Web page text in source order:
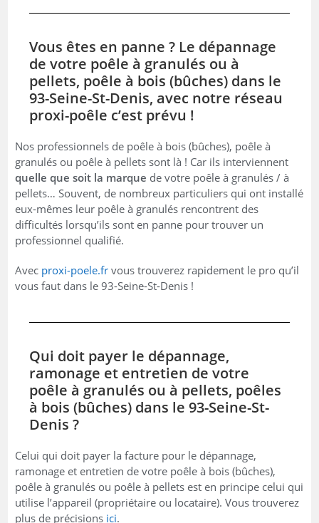
Vous êtes en panne ? Le dépannage
de votre poêle à granulés ou à
pellets, poêle à bois (bûches) dans le
93-Seine-St-Denis, avec notre réseau
proxi-poêle c’est prévu !
Nos professionnels de poêle à bois (bûches), poêle à
granulés ou poêle à pellets sont là ! Car ils interviennent
quelle que soit la marque de votre poêle à granulés / à
pellets… Souvent, de nombreux particuliers qui ont installé
eux-mêmes leur poêle à granulés rencontrent des
difficultés lorsqu’ils sont en panne pour trouver un
professionnel qualifié.
Avec proxi-poele.fr vous trouverez rapidement le pro qu’il
vous faut dans le 93-Seine-St-Denis !
Qui doit payer le dépannage,
ramonage et entretien de votre
poêle à granulés ou à pellets, poêles
à bois (bûches) dans le 93-Seine-St-
Denis ?
Celui qui doit payer la facture pour le dépannage,
ramonage et entretien de votre poêle à bois (bûches),
poêle à granulés ou poêle à pellets est en principe celui qui
utilise l’appareil (propriétaire ou locataire). Vous trouverez
plus de précisions ici.